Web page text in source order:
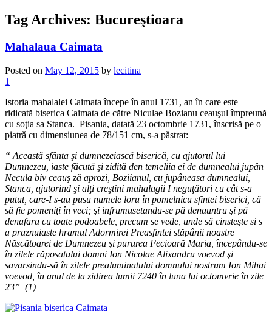
Tag Archives: Bucureştioara
Mahalaua Caimata
Posted on May 12, 2015 by lecitina
1
Istoria mahalalei Caimata începe în anul 1731, an în care este
ridicată biserica Caimata de către Niculae Bozianu ceauşul împreună
cu soţia sa Stanca. Pisania, datată 23 octombrie 1731, înscrisă pe o
piatră cu dimensiunea de 78/151 cm, s-a păstrat:
“ Această sfânta şi dumnezeiască biserică, cu ajutorul lui
Dumnezeu, iaste făcută şi zidită den temeliia ei de dumnealui jupân
Necula biv ceauş ză aprozi, Boziianul, cu jupâneasa dumnealui,
Stanca, ajutorind şi alţi creştini mahalagii I neguţători cu cât s-a
putut, care-I s-au pusu numele loru în pomelnicu sfintei biserici, că
să fie pomeniţi în veci; şi infrumusetandu-se pă denauntru şi pă
denafara cu toate podoabele, precum se vede, unde să cinsteşte si s
a praznuiaste hramul Adormirei Preasfintei stăpânii noastre
Născătoarei de Dumnezeu şi pururea Fecioară Maria, începându-se
în zilele răposatului domni Ion Nicolae Alixandru voevod şi
savarsindu-să în zilele prealuminatului domnului nostrum Ion Mihai
voevod, în anul de la zidirea lumii 7240 în luna lui octomvrie în zile
23” (1)